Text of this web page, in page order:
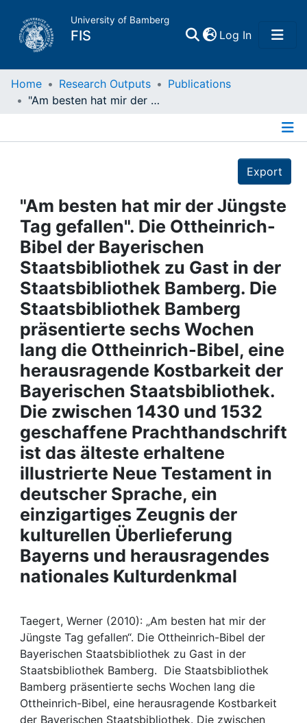
University of Bamberg
FIS Log In(current)
Home
Projects
People
Institutions
Awards
My FIS
Help
Home Research Outputs
Publications
"Am besten hat mir der Jüngste Tag gefallen". Die Ottheinrich-Bibel der Bayerischen Staatsbibliothek zu Gast in der Staatsbibliothek Bamberg. Die Staatsbibliothek Bamberg präsentierte sechs Wochen lang die Ottheinrich-Bibel, eine herausragende Kostbarkeit der Bayerischen Staatsbibliothek. Die zwischen 1430 und 1532 geschaffene Prachthandschrift ist das älteste erhaltene illustrierte Neue Testament in deutscher Sprache, ein einzigartiges Zeugnis der kulturellen Überlieferung Bayerns und herausragendes nationales Kulturdenkmal
Export
"Am besten hat mir der Jüngste
Tag gefallen". Die Ottheinrich-
Bibel der Bayerischen
Staatsbibliothek zu Gast in der
Staatsbibliothek Bamberg. Die
Staatsbibliothek Bamberg
präsentierte sechs Wochen
lang die Ottheinrich-Bibel, eine
herausragende Kostbarkeit der
Bayerischen Staatsbibliothek.
Die zwischen 1430 und 1532
geschaffene Prachthandschrift
ist das älteste erhaltene
illustrierte Neue Testament in
deutscher Sprache, ein
einzigartiges Zeugnis der
kulturellen Überlieferung
Bayerns und herausragendes
nationales Kulturdenkmal
Taegert, Werner (2010): „Am besten hat mir der
Jüngste Tag gefallen“. Die Ottheinrich-Bibel der
Bayerischen Staatsbibliothek zu Gast in der
Staatsbibliothek Bamberg. Die Staatsbibliothek
Bamberg präsentierte sechs Wochen lang die
Ottheinrich-Bibel, eine herausragende Kostbarkeit
der Bayerischen Staatsbibliothek. Die zwischen